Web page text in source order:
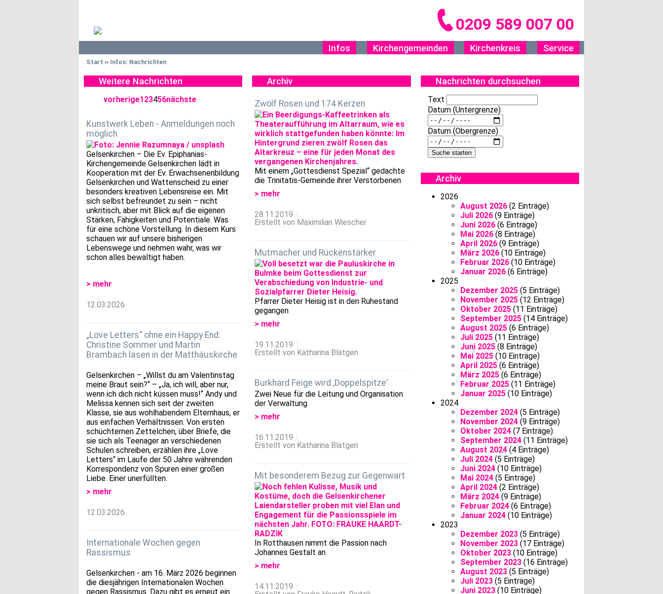
0209 589 007 00
Infos Kirchengemeinden Kirchenkreis Service
Start ›› Infos: Nachrichten
Weitere Nachrichten
vorherige123456nächste
Kunstwerk Leben - Anmeldungen noch
möglich
Gelsenkirchen – Die Ev. Epiphanias-
Kirchengemeinde Gelsenkirchen lädt in
Kooperation mit der Ev. Erwachsenenbildung
Gelsenkirchen und Wattenscheid zu einer
besonders kreativen Lebensreise ein. Mit
sich selbst befreundet zu sein – nicht
unkritisch, aber mit Blick auf die eigenen
Stärken, Fähigkeiten und Potentiale. Was
für eine schöne Vorstellung. In diesem Kurs
schauen wir auf unsere bisherigen
Lebenswege und nehmen wahr, was wir
schon alles bewältigt haben.
> mehr
12.03.2026
„Love Letters“ ohne ein Happy End:
Christine Sommer und Martin
Brambach lasen in der Matthäuskirche
Gelsenkirchen – „Willst du am Valentinstag
meine Braut sein?“ – „Ja, ich will, aber nur,
wenn ich dich nicht küssen muss!“ Andy und
Melissa kennen sich seit der zweiten
Klasse, sie aus wohlhabendem Elternhaus, er
aus einfachen Verhältnissen. Von ersten
schüchternen Zettelchen, über Briefe, die
sie sich als Teenager an verschiedenen
Schulen schreiben, erzählen ihre „Love
Letters“ im Laufe der 50 Jahre währenden
Korrespondenz von Spuren einer großen
Liebe. Einer unerfüllten.
> mehr
12.03.2026
Internationale Wochen gegen
Rassismus
Gelsenkirchen - am 16. März 2026 beginnen
die diesjährigen Internationalen Wochen
gegen Rassismus. Dazu gibt es erneut ein
Archiv
Zwölf Rosen und 174 Kerzen
Mit einem „Gottesdienst Spezial“ gedachte
die Trinitatis-Gemeinde ihrer Verstorbenen
> mehr
28.11.2019
Erstellt von Maximilian Wiescher
Mutmacher und Rückenstärker
Pfarrer Dieter Heisig ist in den Ruhestand
gegangen
> mehr
19.11.2019
Erstellt von Katharina Blätgen
Burkhard Feige wird ‚Doppelspitze‘
Zwei Neue für die Leitung und Organisation
der Verwaltung
> mehr
16.11.2019
Erstellt von Katharina Blätgen
Mit besonderem Bezug zur Gegenwart
In Rotthausen nimmt die Passion nach
Johannes Gestalt an
> mehr
14.11.2019
Nachrichten durchsuchen
Text
Datum (Untergrenze)
Datum (Obergrenze)
Archiv
2026
August 2026(2 Einträge)
Juli 2026(9 Einträge)
Juni 2026(6 Einträge)
Mai 2026(8 Einträge)
April 2026(9 Einträge)
März 2026(10 Einträge)
Februar 2026(10 Einträge)
Januar 2026(6 Einträge)
2025
Dezember 2025(5 Einträge)
November 2025(12 Einträge)
Oktober 2025(11 Einträge)
September 2025(14 Einträge)
August 2025(6 Einträge)
Juli 2025(11 Einträge)
Juni 2025(8 Einträge)
Mai 2025(10 Einträge)
April 2025(6 Einträge)
März 2025(6 Einträge)
Februar 2025(11 Einträge)
Januar 2025(10 Einträge)
2024
Dezember 2024(5 Einträge)
November 2024(9 Einträge)
Oktober 2024(7 Einträge)
September 2024(11 Einträge)
August 2024(4 Einträge)
Juli 2024(5 Einträge)
Juni 2024(10 Einträge)
Mai 2024(5 Einträge)
April 2024(2 Einträge)
März 2024(9 Einträge)
Februar 2024(6 Einträge)
Januar 2024(10 Einträge)
2023
Dezember 2023(5 Einträge)
November 2023(17 Einträge)
Oktober 2023(10 Einträge)
September 2023(16 Einträge)
August 2023(5 Einträge)
Juli 2023(5 Einträge)
Juni 2023(10 Einträge)